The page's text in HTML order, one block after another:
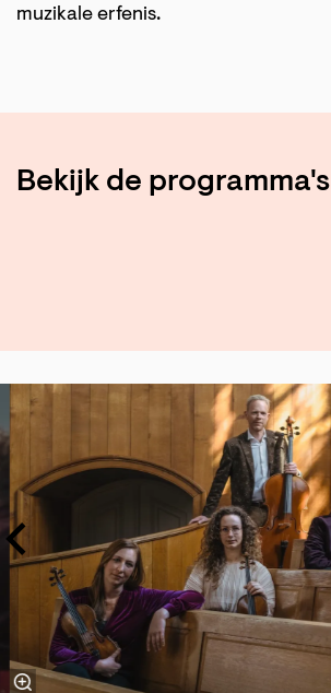
muzikale erfenis.
Bekijk de programma's
Overslaan